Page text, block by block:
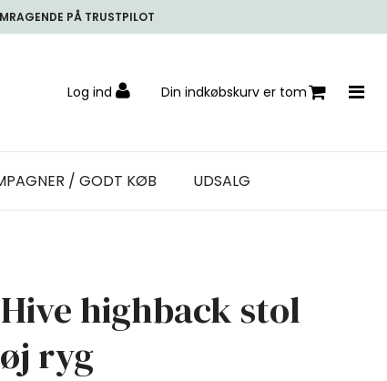
PÅ TRUSTPILOT
Log ind Din indkøbskurv er tom
/ GODT KØB UDSALG
highback stol
ryg